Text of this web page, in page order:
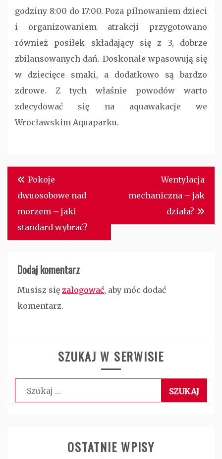
godziny 8:00 do 17:00. Poza pilnowaniem dzieci
i organizowaniem atrakcji przygotowano
również posiłek składający się z 3, dobrze
zbilansowanych dań. Doskonale wpasowują się
w dziecięce smaki, a dodatkowo są bardzo
zdrowe. Z tych właśnie powodów warto
zdecydować się na aquawakacje we
Wrocławskim Aquaparku.
Nawigacja
wpisu
Pokoje
dwuosobowe nad
morzem – jaki
standard wybrać?
Wentylacja
mechaniczna – jak
działa?
Dodaj komentarz
Musisz się zalogować, aby móc dodać
komentarz.
SZUKAJ W SERWISIE
Szukaj:
OSTATNIE WPISY